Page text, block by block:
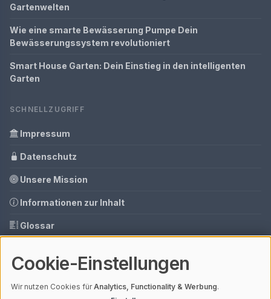
Gartenwelten
Wie eine smarte Bewässerung Pumpe Dein
Bewässerungssystem revolutioniert
Smart House Garten: Dein Einstieg in den intelligenten
Garten
SCHNELLZUGRIFF
Impressum
Datenschutz
Unsere Mission
Informationen zur Inhalt
Glossar
Media Daten
Cookie-Einstellungen
Wir nutzen Cookies fürAnalytics, Functionality & Werbung.